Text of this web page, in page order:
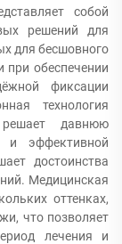
собой
решений для
для бесшовного
при обеспечении
фиксации
технология
давнюю
и эффективной
достоинства
Медицинская
оттенках,
что позволяет
лечения и